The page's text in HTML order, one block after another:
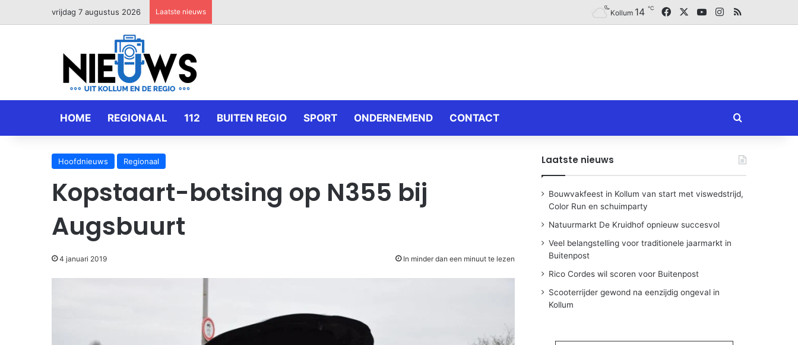
vrijdag 7 augustus 2026 Laatste nieuws Kollum 14 ℃ FacebookYouTubeInstagram
RSS
HOME REGIONAAL 112 BUITEN REGIO SPORT ONDERNEMEND CONTACT Zoeken naar
Hoofdnieuws Regionaal
Kopstaart-botsing op N355 bij
Augsbuurt
4 januari 2019 In minder dan een minuut te lezen
Laatste nieuws
Bouwvakfeest in Kollum van start met viswedstrijd,
Color Run en schuimparty
Natuurmarkt De Kruidhof opnieuw succesvol
Veel belangstelling voor traditionele jaarmarkt in
Buitenpost
Rico Cordes wil scoren voor Buitenpost
Scooterrijder gewond na eenzijdig ongeval in
Kollum